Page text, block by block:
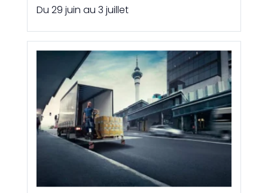
Du 29 juin au 3 juillet